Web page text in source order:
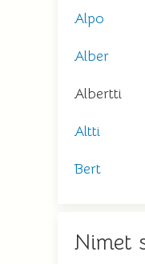
Alpo
Alber
Albertti
Altti
Bert
Nimet